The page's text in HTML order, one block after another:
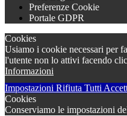
Preferenze Cookie
Portale GDPR
Cookies
Usiamo i cookie necessari per
l'utente non lo attivi facendo
Informazioni
Impostazioni Rifiuta Tutti
Cookies
Conserviamo le impostazioni